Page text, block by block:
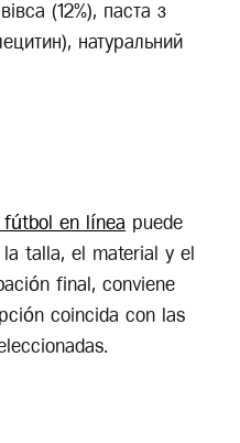
(12%), паста з
натуральний
en línea puede
la talla, el material y el
final, conviene
coincida con las